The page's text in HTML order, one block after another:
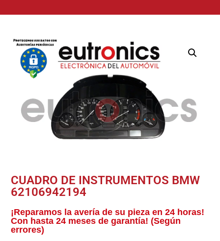
CUADRO DE INSTRUMENTOS BMW
62106942194
¡Reparamos la avería de su pieza en 24 horas!
Con hasta 24 meses de garantía! (Según
errores)